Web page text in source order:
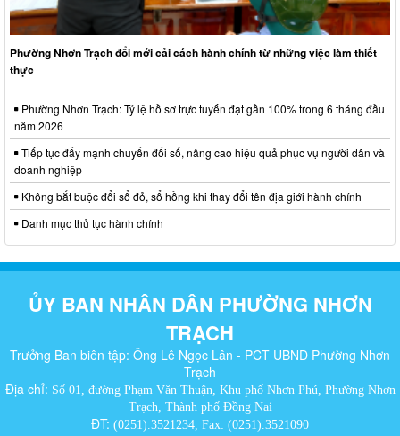
Phường Nhơn Trạch đổi mới cải cách hành chính từ những việc làm thiết
thực
Phường Nhơn Trạch: Tỷ lệ hồ sơ trực tuyến đạt gần 100% trong 6 tháng đầu
năm 2026
Tiếp tục đẩy mạnh chuyển đổi số, nâng cao hiệu quả phục vụ người dân và
doanh nghiệp
Không bắt buộc đổi sổ đỏ, sổ hồng khi thay đổi tên địa giới hành chính
Danh mục thủ tục hành chính
ỦY BAN NHÂN DÂN PHƯỜNG NHƠN
TRẠCH
Trưởng Ban biên tập: Ông Lê Ngọc Lân - PCT UBND Phường Nhơn
Trạch
Địa chỉ: Số 01, đường Phạm Văn Thuận, Khu phố Nhơn Phú, Phường Nhơn
Trạch, Thành phố Đồng Nai
ĐT: (0251).3521234, Fax: (0251).3521090